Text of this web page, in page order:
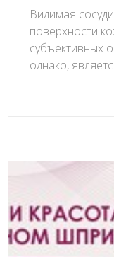
Видимая
поверхности
субъективных
однако,